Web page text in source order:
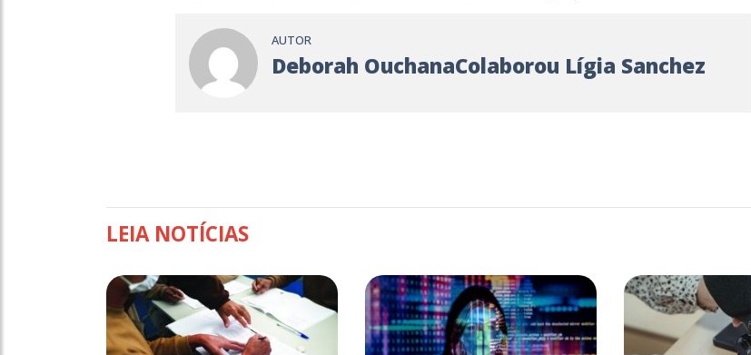
AUTOR
Deborah OuchanaColaborou Lígia Sanchez
LEIA NOTÍCIAS